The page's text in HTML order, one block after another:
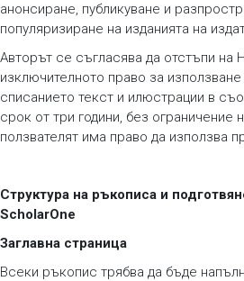
анонсиране, публикуване и
популяризиране на изданията на
Авторът се съгласява да отстъпи на
изключителното право за използване
списанието текст и илюстрации в
срок от три години, без ограничение
ползвателят има право да използва
Структура на ръкописа и
ScholarOne
Заглавна страница
Всеки ръкопис трябва да бъде